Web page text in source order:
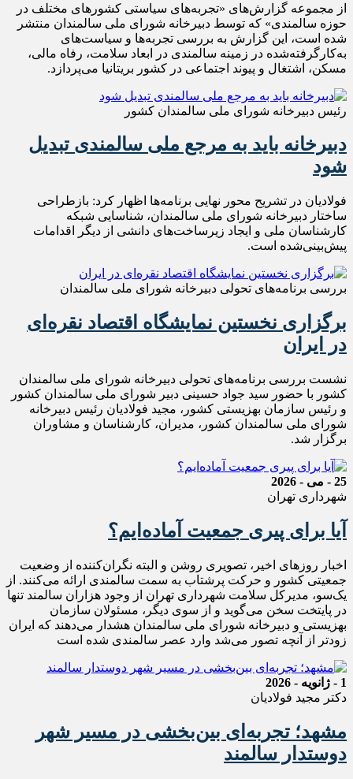
از مجموعه گزارش‌های «تجربه‌های سیاستی کشورهای مختلف در
حوزه سالمندی» که توسط دبیرخانه شورای ملی سالمندان منتشر
شده است، این گزارش به بررسی تجربه‌ها و سیاست‌های
به‌کارگرفته‌شده در زمینه سالمندی در ابعاد سلامت، رفاه مالی،
مسکن، اشتغال و پیوند اجتماعی در کشور بریتانیا می‌پردازد.
رئیس دبیرخانه شورای ملی سالمندان کشور
دبیرخانه باید به مرجع ملی سالمندی تبدیل
شود
فولادیان در تشریح محور نهایی برنامه‌ها اظهار کرد: بازطراحی
ساختار دبیرخانه شورای ملی سالمندان، شناسایی شبکه
کارشناسان ملی و ایجاد زیرساخت‌های دانشی از دیگر اقدامات
پیش‌بینی‌شده است.
بررسی برنامه‌های تحولی دبیرخانه شورای ملی سالمندان
برگزاری نخستین نمایشگاه اقتصاد نقره‌ای
در ایران
نشست بررسی برنامه‌های تحولی دبیرخانه شورای ملی سالمندان
کشور با حضور سید جواد حسینی دبیر شورای ملی سالمندان کشور
و رئیس سازمان بهزیستی کشور، مجید فولادیان رئیس دبیرخانه
شورای ملی سالمندان کشور، مدیران، کارشناسان و مشاوران
برگزار شد.
25 - می - 2026
شهرداری تهران
آیا برای پیری جمعیت آماده‌ایم؟
اخبار روزهای اخیر، تصویری روشن و البته نگران‌کننده از وضعیت
جمعیتی کشور و حرکت پرشتاب به سمت سالمندی ارائه می‌کنند. از
یک‌سو، مدیرکل سلامت شهرداری تهران از وجود هزاران سالمند تنها
در پایتخت سخن می‌گوید و از سوی دیگر، مسئولان سازمان
بهزیستی و دبیرخانه شورای ملی سالمندان هشدار می‌دهند که ایران
زودتر از آنچه تصور می‌شد وارد عصر سالمندی شده است
1 - ژانویه - 2026
دکتر مجید فولادیان
مشهد؛ تجربه‌ای بین‌بخشی در مسیر شهر
دوستدار سالمند